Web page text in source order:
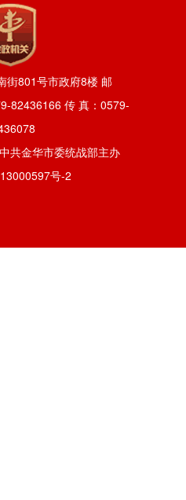
街801号市政府8楼 邮
82436166 传 真：0579-
共金华市委统战部主办
号-2